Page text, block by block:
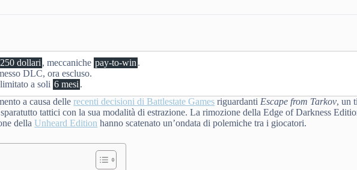
250 dollari , meccaniche pay-to-win .
DLC, ora escluso.
a soli 6 mesi .
a causa dellerecenti decisioni di Battlestate Games riguardanti Escape from Tarkov, un
tattici con la sua modalità di estrazione. La rimozione della Edge of Darkness
dellaUnheard Edition hanno scatenato un’ondata di polemiche tra i giocatori.